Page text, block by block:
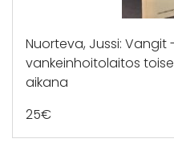
Nuorteva, Jussi:
vankeinhoitolaitos
aikana
25€